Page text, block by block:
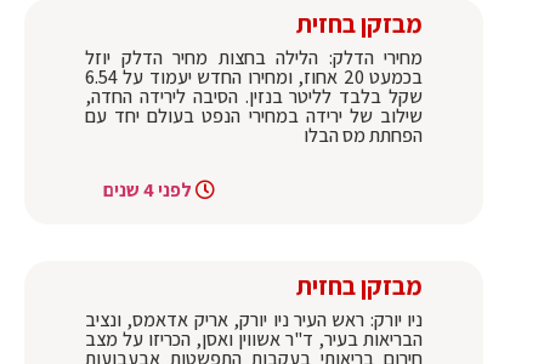
מבזקן בחזית
מחירי הדלק: הלילה בחצות מחיר הדלק יוזל
בכמעט 20 אחוז, ומחירו החדש יעמוד על 6.54
שקל בלבד לליטר בנזין. הסיבה לירידה החדה,
שילוב של ירידה במחירי הנפט בעולם יחד עם
הפחתת מס הבלו
לפני 4 שנים
מבזקן בחזית
ניו יורק: ראש העיר ניו יורק, אריק אדאמס, ונציב
הבריאות בעיר, ד"ר אשווין ואסן, הכריזו על מצב
חירום בריאותי בעקבות התפשטות אבעבועות